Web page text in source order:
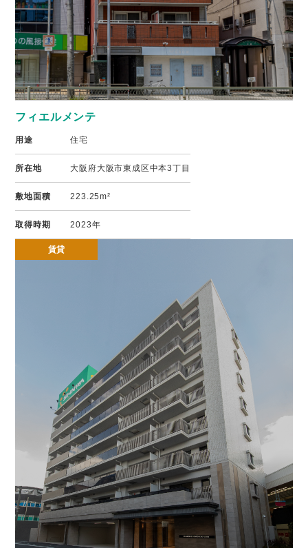
フィエルメンテ
用途 住宅
所在地 大阪府大阪市東成区中本3丁目
敷地面積 223.25m²
取得時期 2023年
賃貸